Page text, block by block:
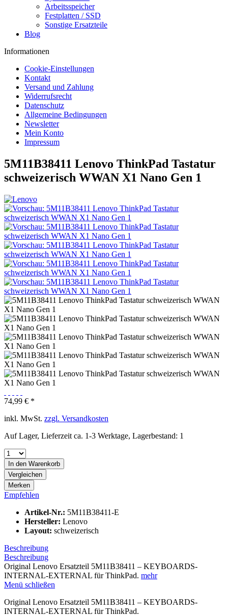
Arbeitsspeicher
Festplatten / SSD
Sonstige Ersatzteile
Blog
Informationen
Cookie-Einstellungen
Kontakt
Versand und Zahlung
Widerrufsrecht
Datenschutz
Allgemeine Bedingungen
Newsletter
Mein Konto
Impressum
5M11B38411 Lenovo ThinkPad Tastatur
schweizerisch WWAN X1 Nano Gen 1
74,99 € *
inkl. MwSt. zzgl. Versandkosten
Auf Lager, Lieferzeit ca. 1-3 Werktage, Lagerbestand: 1
In den Warenkorb
Vergleichen
Merken
Empfehlen
Artikel-Nr.: 5M11B38411-E
Hersteller: Lenovo
Layout: schweizerisch
Beschreibung
Beschreibung
Original Lenovo Ersatzteil 5M11B38411 – KEYBOARDS-
INTERNAL-EXTERNAL für ThinkPad. mehr
Menü schließen
Original Lenovo Ersatzteil 5M11B38411 – KEYBOARDS-
INTERNAL-EXTERNAL für ThinkPad.